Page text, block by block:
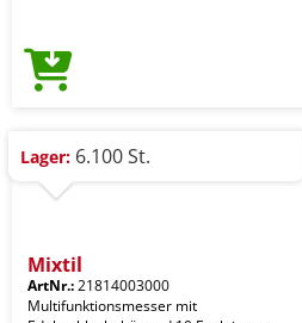
Lager: 6.100 St.
Mixtil
ArtNr.:21814003000
Multifunktionsmesser mit